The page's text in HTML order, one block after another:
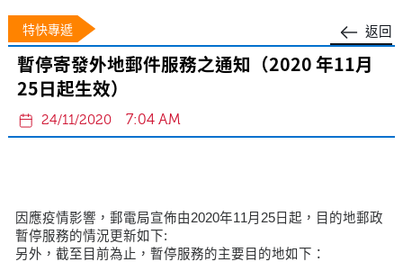
返回
特快專遞
暫停寄發外地郵件服務之通知（2020 年11月
25日起生效）
24/11/2020 7:04 AM
因應疫情影響，郵電局宣佈由2020年11月25日起，目的地郵政
暫停服務的情況更新如下:
另外，截至目前為止，暫停服務的主要目的地如下：